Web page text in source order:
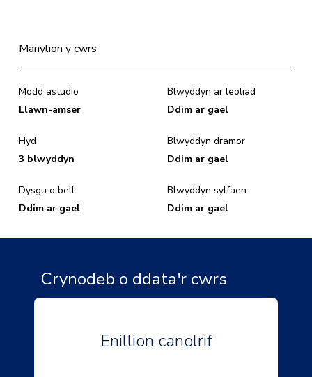
Manylion y cwrs
Modd astudio
Llawn-amser
Hyd
3 blwyddyn
Dysgu o bell
Ddim ar gael
Blwyddyn ar leoliad
Ddim ar gael
Blwyddyn dramor
Ddim ar gael
Blwyddyn sylfaen
Ddim ar gael
Crynodeb o ddata'r cwrs
Enillion canolrif